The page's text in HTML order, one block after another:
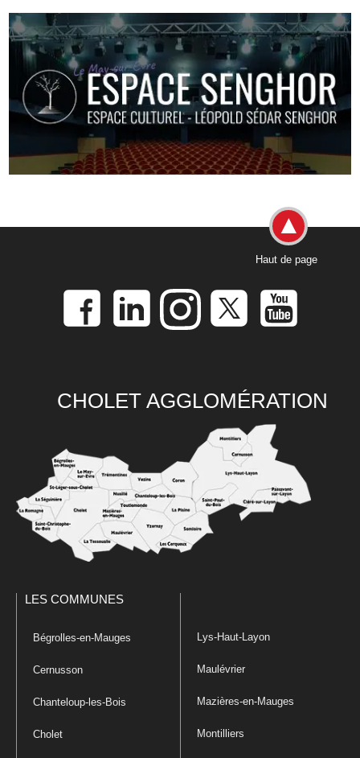
Haut de page
CHOLET AGGLOMÉRATION
LES COMMUNES
Bégrolles-en-Mauges
Cernusson
Chanteloup-les-Bois
Cholet
Lys-Haut-Layon
Maulévrier
Mazières-en-Mauges
Montilliers